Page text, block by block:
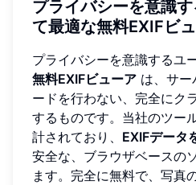
プライバシーを意識
て最適な無料EXIFビ
プライバシーを意識するユ
無料EXIFビューア は、サー
ードを行わない、完全にク
するものです。当社のツー
計されており、 EXIFデータ
安全な、ブラウザベースの
ます。完全に無料で、写真